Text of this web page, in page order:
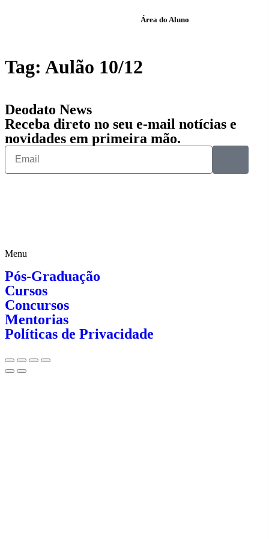
Área do Aluno
Tag: Aulão 10/12
Deodato News
Receba direto no seu e-mail notícias e
novidades em primeira mão.
Menu
Pós-Graduação
Cursos
Concursos
Mentorias
Políticas de Privacidade